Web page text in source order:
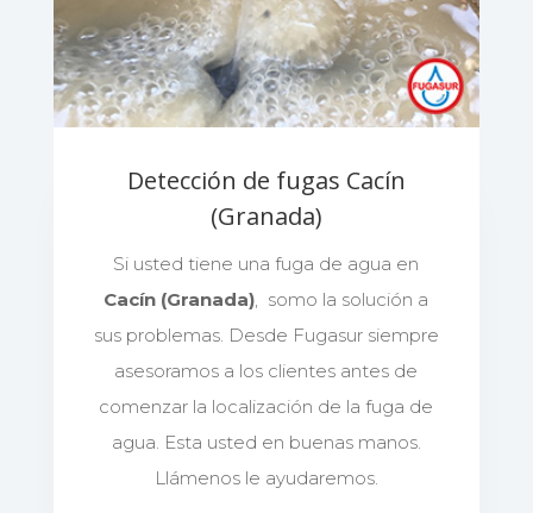
Detección de fugas Cacín
(Granada)
Si usted tiene una fuga de agua en
Cacín (Granada), somo la solución a
sus problemas. Desde Fugasur siempre
asesoramos a los clientes antes de
comenzar la localización de la fuga de
agua. Esta usted en buenas manos.
Llámenos le ayudaremos.